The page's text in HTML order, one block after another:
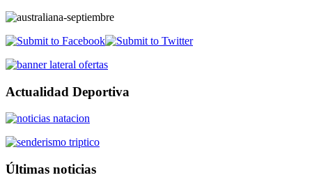
Actualidad Deportiva
Últimas noticias